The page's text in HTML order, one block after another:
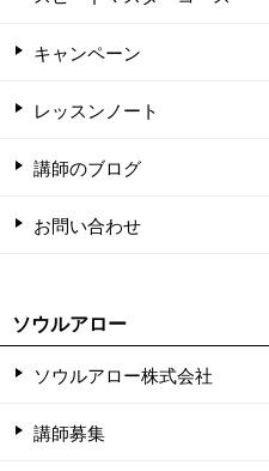
キャンペーン
レッスンノート
講師のブログ
お問い合わせ
ソウルアロー
ソウルアロー株式会社
講師募集